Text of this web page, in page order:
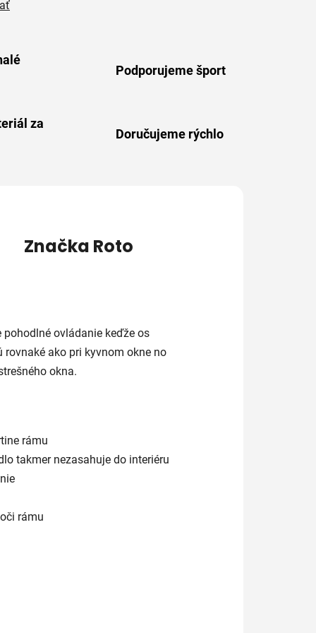
Podporujeme šport
za
Doručujeme rýchlo
Značka Roto
pohodlné ovládanie keďže os
ako pri kyvnom okne no
okna.
rámu
takmer nezasahuje do interiéru
rámu